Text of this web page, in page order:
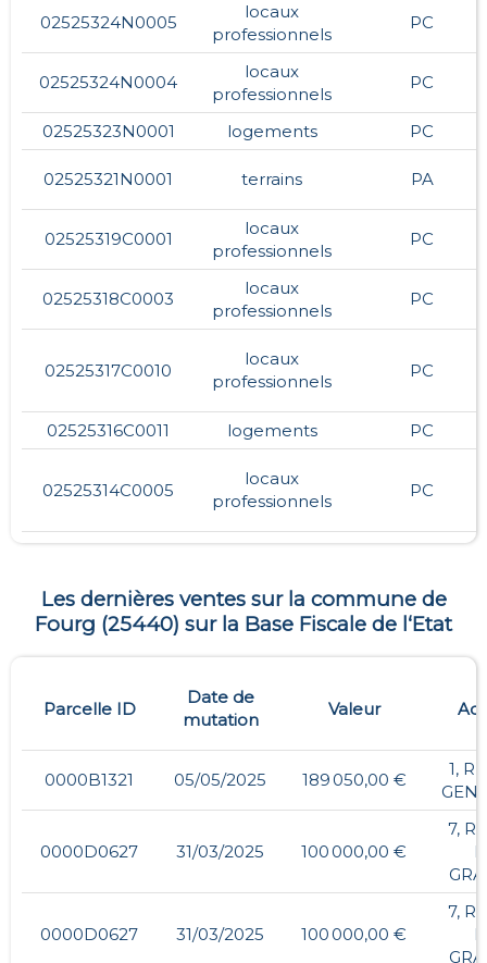
02525324N0005
locaux
professionnels
PC
02525324N0004
locaux
professionnels
PC
02525323N0001 logements PC
02525321N0001 terrains PA
02525319C0001
locaux
professionnels
PC
02525318C0003
locaux
professionnels
PC
02525317C0010
locaux
professionnels
PC
02525316C0011 logements PC
02525314C0005
locaux
professionnels
PC
Les dernières ventes sur la commune de
Fourg (25440) sur la Base Fiscale de l‘Etat
Parcelle ID
Date de
mutation
Valeur
0000B1321 05/05/2025 189 050,00 €
1,
0000D0627 31/03/2025 100 000,00 €
7,
0000D0627 31/03/2025 100 000,00 €
7,